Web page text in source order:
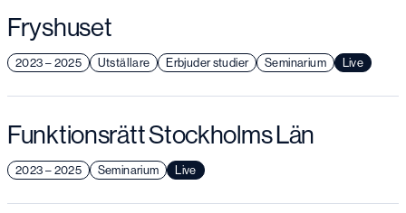
Fryshuset
2023 – 2025 Utställare Seminarium Live
Erbjuder studier
Funktionsrätt Stockholms Län
2023 – 2025 Seminarium Live